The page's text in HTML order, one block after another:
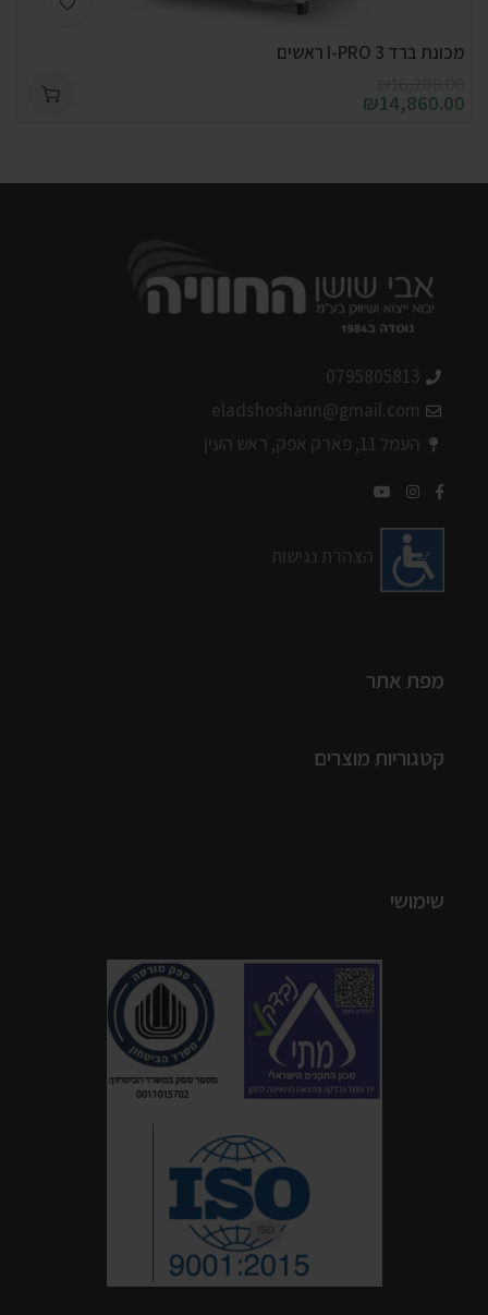
מכונת ברד I-PRO 3 ראשים
₪14,860.00
0795805813
eladshoshann@gmail.com
העמל 11, פארק אפק, ראש העין
הצהרת נגישות
מפת אתר
קטגוריות מוצרים
שימושי